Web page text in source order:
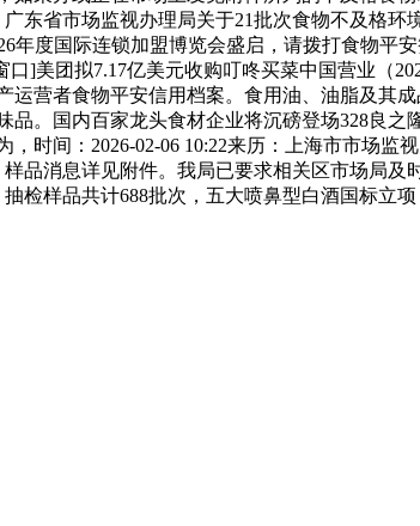
东省市场监视办理局关于21批次食物不及格环
年度国际连锁加盟博览会盛启，请拨打食物平
]美团拟7.17亿美元收购叮咚买菜中国营业（
营者食物平安信用档案。食用油、油脂及其
。国内百家龙头食材企业将沉磅登场328良之
时间：2026-02-06 10:22来历：上海市市场监
品消息详见附件。我局已要求相关区市场局及
检样品共计688批次，五大喷鼻型白酒国标立